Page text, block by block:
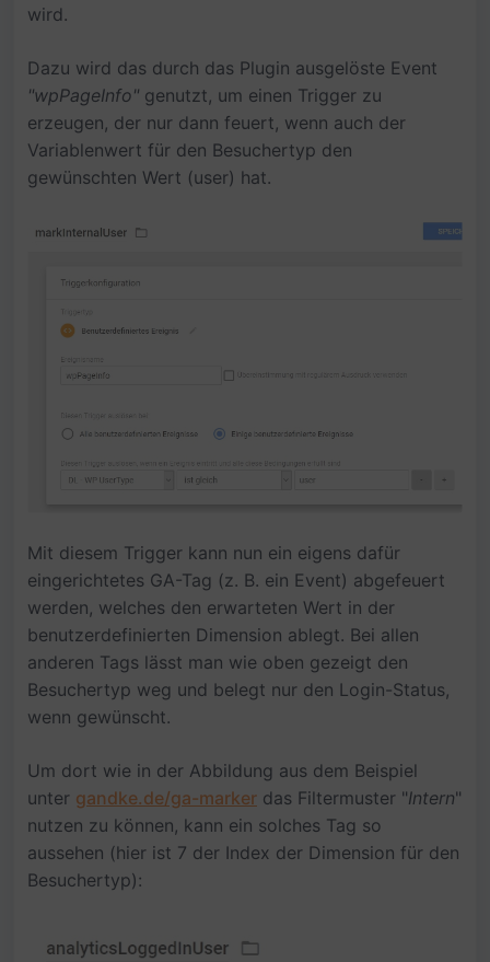
wird.
Dazu wird das durch das Plugin ausgelöste Event
"wpPageInfo" genutzt, um einen Trigger zu
erzeugen, der nur dann feuert, wenn auch der
Variablenwert für den Besuchertyp den
gewünschten Wert (user) hat.
Mit diesem Trigger kann nun ein eigens dafür
eingerichtetes GA-Tag (z. B. ein Event) abgefeuert
werden, welches den erwarteten Wert in der
benutzerdefinierten Dimension ablegt. Bei allen
anderen Tags lässt man wie oben gezeigt den
Besuchertyp weg und belegt nur den Login-Status,
wenn gewünscht.
Um dort wie in der Abbildung aus dem Beispiel
unter gandke.de/ga-marker das Filtermuster "Intern"
nutzen zu können, kann ein solches Tag so
aussehen (hier ist 7 der Index der Dimension für den
Besuchertyp):